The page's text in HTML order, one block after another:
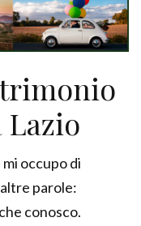
Lazio
occupo di
parole:
conosco.